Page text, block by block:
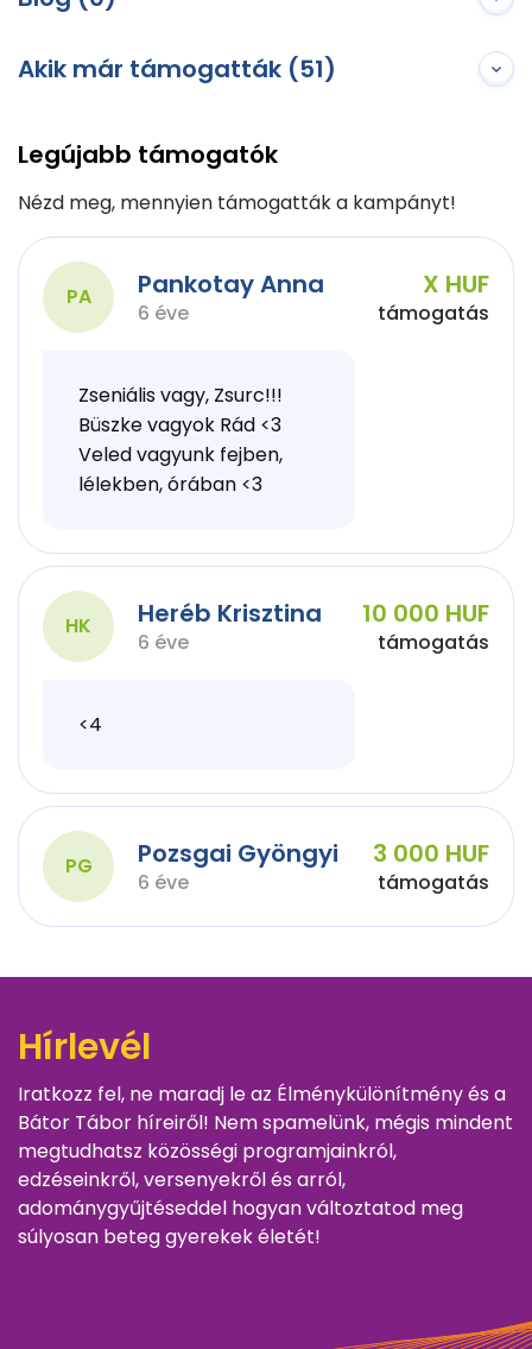
Akik már támogatták (51)
Legújabb támogatók
Nézd meg, mennyien támogatták a kampányt!
PA Pankotay Anna
6 éve
X HUF
támogatás
Zseniális vagy, Zsurc!!!
Büszke vagyok Rád <3
Veled vagyunk fejben,
lélekben, órában <3
HK Heréb Krisztina
6 éve
10 000 HUF
támogatás
<4
PG Pozsgai Gyöngyi
6 éve
3 000 HUF
támogatás
Hírlevél
Iratkozz fel, ne maradj le az Élménykülönítmény és a
Bátor Tábor híreiről! Nem spamelünk, mégis mindent
megtudhatsz közösségi programjainkról,
edzéseinkről, versenyekről és arról,
adománygyűjtéseddel hogyan változtatod meg
súlyosan beteg gyerekek életét!